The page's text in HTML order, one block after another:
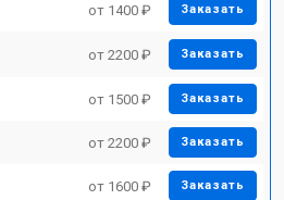
от 1400 ₽ Заказать
от 2200 ₽ Заказать
от 1500 ₽ Заказать
от 2200 ₽ Заказать
от 1600 ₽ Заказать